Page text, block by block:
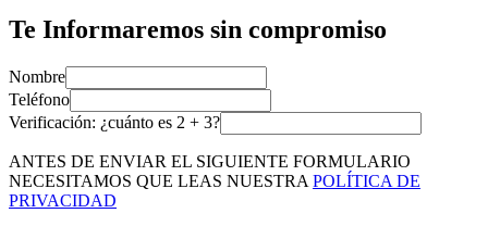
Te Informaremos sin compromiso
Nombre
Teléfono
Verificación: ¿cuánto es 2 + 3?
ANTES DE ENVIAR EL SIGUIENTE FORMULARIO
NECESITAMOS QUE LEAS NUESTRA POLÍTICA DE
PRIVACIDAD